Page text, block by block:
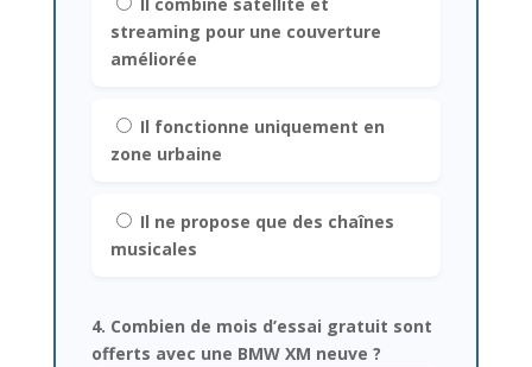
streaming pour une couverture
améliorée
Il fonctionne uniquement en
zone urbaine
Il ne propose que des chaînes
musicales
4. Combien de mois d’essai gratuit sont
offerts avec une BMW XM neuve ?